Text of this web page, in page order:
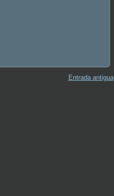
Entrada antigua